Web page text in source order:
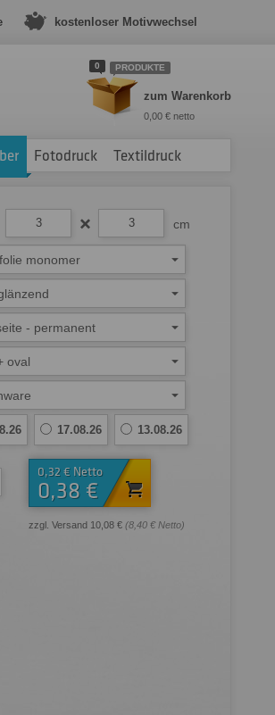
kostenloser Motivwechsel
0 PRODUKTE
zum Warenkorb
0,00 € netto
Fotodruck Textildruck
cm
monomer
- permanent
oval
17.08.26 13.08.26
0,32 € Netto
0,38 €
zzgl. Versand 10,08 € (8,40 € Netto)